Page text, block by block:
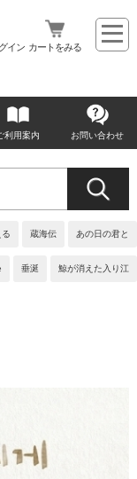
イン カートをみる
利用案内 お問い合わせ
蔵海伝 あの日の君と
垂涎 鯨が消えた入り江